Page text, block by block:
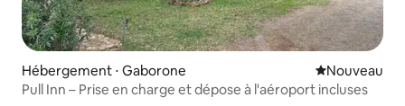
Hébergement ⋅ Gaborone Nouvel
Nouveau
Pull Inn – Prise en charge et dépose à l'aéroport incluses